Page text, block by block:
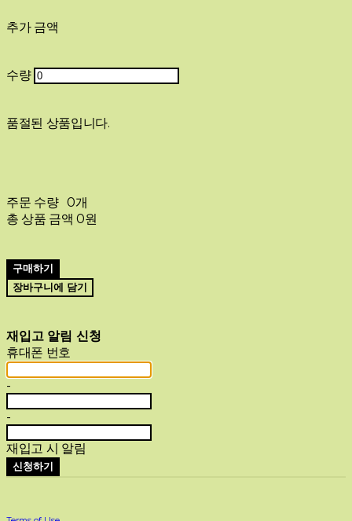
추가 금액
수량
품절된 상품입니다.
주문 수량 0개
총 상품 금액 0원
구매하기
장바구니에 담기
재입고 알림 신청
휴대폰 번호
-
-
재입고 시 알림
신청하기